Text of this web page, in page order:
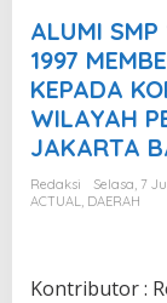
ALUMI
1997
KEPADA
WILAYAH
JAKARTA
Redaksi
Selasa, 7
ACTUAL, DAERAH
Kontributor :